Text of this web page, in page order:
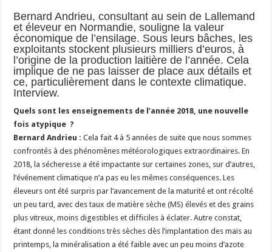
Les canicules freinent la collecte laitière
Bernard Andrieu, consultant au sein de Lallemand
et éleveur en Normandie, souligne la valeur
économique de l’ensilage. Sous leurs bâches, les
exploitants stockent plusieurs milliers d’euros, à
l’origine de la production laitière de l’année. Cela
implique de ne pas laisser de place aux détails et
ce, particulièrement dans le contexte climatique.
Interview.
Quels sont les enseignements de l’année 2018, une nouvelle
fois atypique ?
Bernard Andrieu : Cela fait 4 à 5 années de suite que nous sommes
confrontés à des phénomènes météorologiques extraordinaires. En
2018, la sécheresse a été impactante sur certaines zones, sur d’autres,
l’événement climatique n’a pas eu les mêmes conséquences. Les
éleveurs ont été surpris par l’avancement de la maturité et ont récolté
un peu tard, avec des taux de matière sèche (MS) élevés et des grains
plus vitreux, moins digestibles et difficiles à éclater. Autre constat,
étant donné les conditions très sèches dès l’implantation des maïs au
printemps, la minéralisation a été faible avec un peu moins d’azote